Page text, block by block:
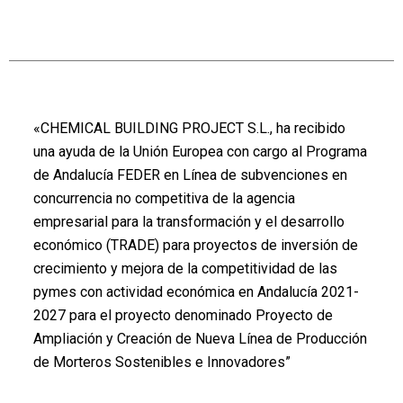
«CHEMICAL BUILDING PROJECT S.L., ha recibido
una ayuda de la Unión Europea con cargo al Programa
de Andalucía FEDER en Línea de subvenciones en
concurrencia no competitiva de la agencia
empresarial para la transformación y el desarrollo
económico (TRADE) para proyectos de inversión de
crecimiento y mejora de la competitividad de las
pymes con actividad económica en Andalucía 2021-
2027 para el proyecto denominado Proyecto de
Ampliación y Creación de Nueva Línea de Producción
de Morteros Sostenibles e Innovadores”